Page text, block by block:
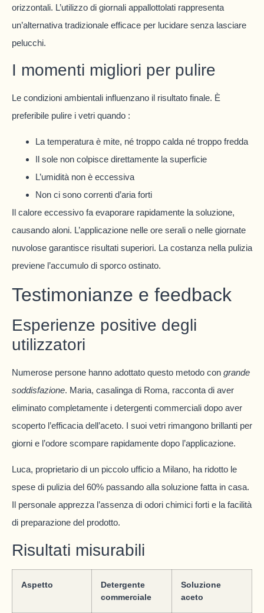
orizzontali. L’utilizzo di giornali appallottolati rappresenta
un’alternativa tradizionale efficace per lucidare senza lasciare
pelucchi.
I momenti migliori per pulire
Le condizioni ambientali influenzano il risultato finale. È
preferibile pulire i vetri quando :
La temperatura è mite, né troppo calda né troppo fredda
Il sole non colpisce direttamente la superficie
L’umidità non è eccessiva
Non ci sono correnti d’aria forti
Il calore eccessivo fa evaporare rapidamente la soluzione,
causando aloni. L’applicazione nelle ore serali o nelle giornate
nuvolose garantisce risultati superiori. La costanza nella pulizia
previene l’accumulo di sporco ostinato.
Testimonianze e feedback
Esperienze positive degli
utilizzatori
Numerose persone hanno adottato questo metodo con grande
soddisfazione. Maria, casalinga di Roma, racconta di aver
eliminato completamente i detergenti commerciali dopo aver
scoperto l’efficacia dell’aceto. I suoi vetri rimangono brillanti per
giorni e l’odore scompare rapidamente dopo l’applicazione.
Luca, proprietario di un piccolo ufficio a Milano, ha ridotto le
spese di pulizia del 60% passando alla soluzione fatta in casa.
Il personale apprezza l’assenza di odori chimici forti e la facilità
di preparazione del prodotto.
Risultati misurabili
Aspetto
Detergente
commerciale
Soluzione
aceto